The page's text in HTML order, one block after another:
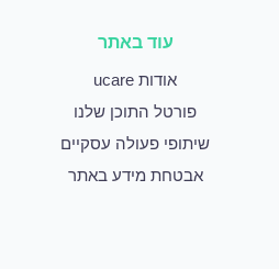
עוד באתר
אודות ucare
פורטל התוכן שלנו
שיתופי פעולה עסקיים
אבטחת מידע באתר